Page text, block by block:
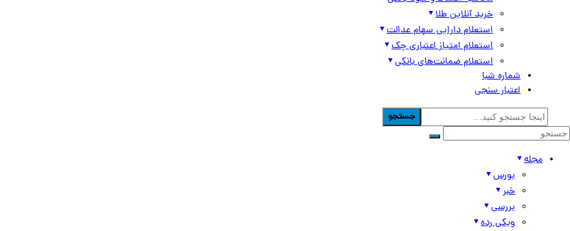
خرید آنلاین طلا
استعلام دارایی سهام عدالت
استعلام امتیاز اعتباری چک
استعلام ضمانت‌های بانکی
شماره شبا
اعتبار سنجی
جستجو
مجله
بورس
خبر
بررسی
ویکی رده